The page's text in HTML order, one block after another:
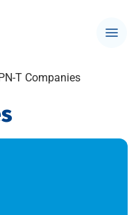
T Companies